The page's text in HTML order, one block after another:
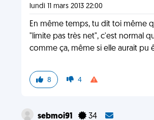
lundi 11 mars 2013 22:00
En même temps, tu dit toi même
"limite pas très net", c'est normal
comme ça, même si elle aurait pu
8 4
sebmoi91 34